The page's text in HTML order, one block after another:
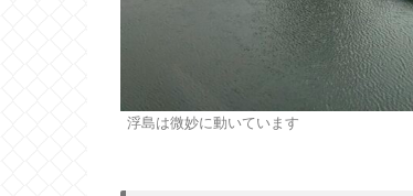
浮島は微妙に動いています